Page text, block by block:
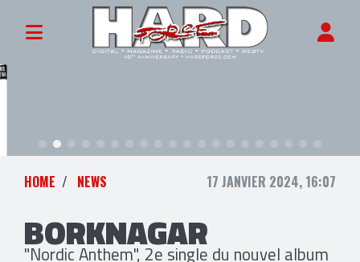
HOME NEWS 17 JANVIER 2024, 16:07
BORKNAGAR
"Nordic Anthem", 2e single du nouvel album